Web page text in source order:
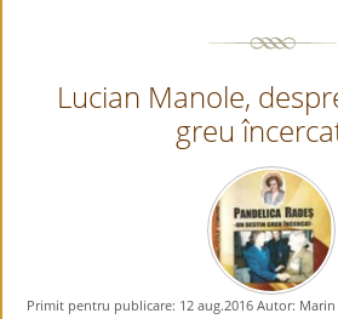
Lucian Manole,
greu
Primit pentru publicare: 12 aug.2016 Autor: Marin